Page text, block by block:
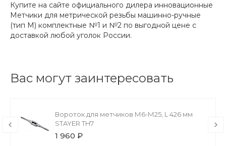
Купите на сайте официального дилера инновационные
Метчики для метрической резьбы машинно-ручные
(тип М) комплектные №1 и №2 по выгодной цене с
доставкой любой уголок России.
Вас могут заинтересовать
Вороток для метчиков М6-М25, L 426 мм
STAYER TH7
1 960 ₽